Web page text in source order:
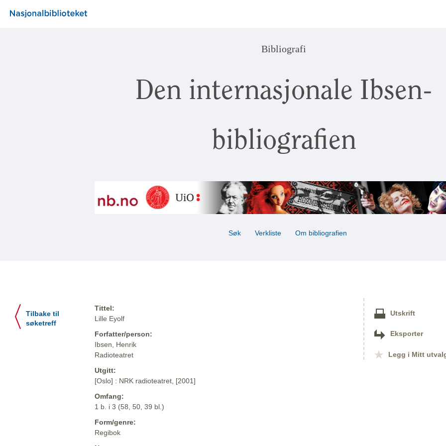
Bibliografi
Den internasjonale Ibsen-
bibliografien
Søk Verkliste Om bibliografien
Tilbake til
søketreff
Tittel:
Lille Eyolf
Forfatter/person:
Ibsen, Henrik
Radioteatret
Utgitt:
[Oslo] : NRK radioteatret, [2001]
Omfang:
1 b. i 3 (58, 50, 39 bl.)
Form/genre:
Regibok
Utskrift
Eksporter
Legg i Mitt